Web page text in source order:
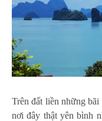
Trên đất liền những bãi
nơi đây thật yên bình